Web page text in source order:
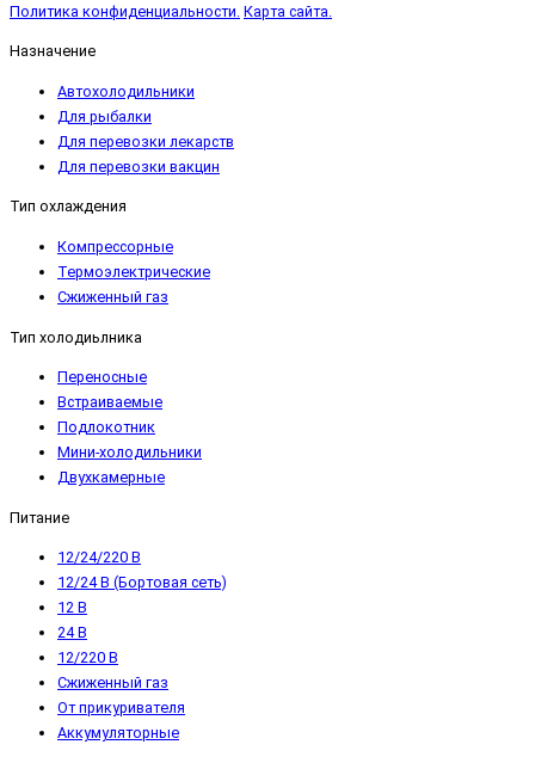
Политика конфиденциальности. Карта сайта.
Назначение
Автохолодильники
Для рыбалки
Для перевозки лекарств
Для перевозки вакцин
Тип охлаждения
Компрессорные
Термоэлектрические
Сжиженный газ
Тип холодиьлника
Переносные
Встраиваемые
Подлокотник
Мини-холодильники
Двухкамерные
Питание
12/24/220 В
12/24 В (Бортовая сеть)
12 В
24 В
12/220 В
Сжиженный газ
От прикуривателя
Аккумуляторные